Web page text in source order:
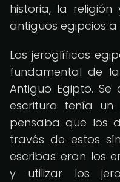
historia, la
antiguos egipcios a
Los jeroglíficos
fundamental de
Antiguo Egipto.
escritura tenía
pensaba que los
través de estos
escribas eran los
y utilizar los